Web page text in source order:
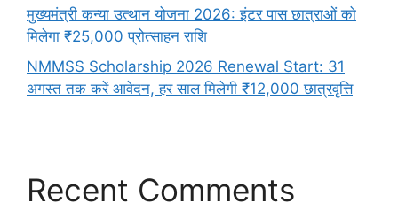
मुख्यमंत्री कन्या उत्थान योजना 2026: इंटर पास छात्राओं को
मिलेगा ₹25,000 प्रोत्साहन राशि
NMMSS Scholarship 2026 Renewal Start: 31
अगस्त तक करें आवेदन, हर साल मिलेगी ₹12,000 छात्रवृत्ति
Recent Comments